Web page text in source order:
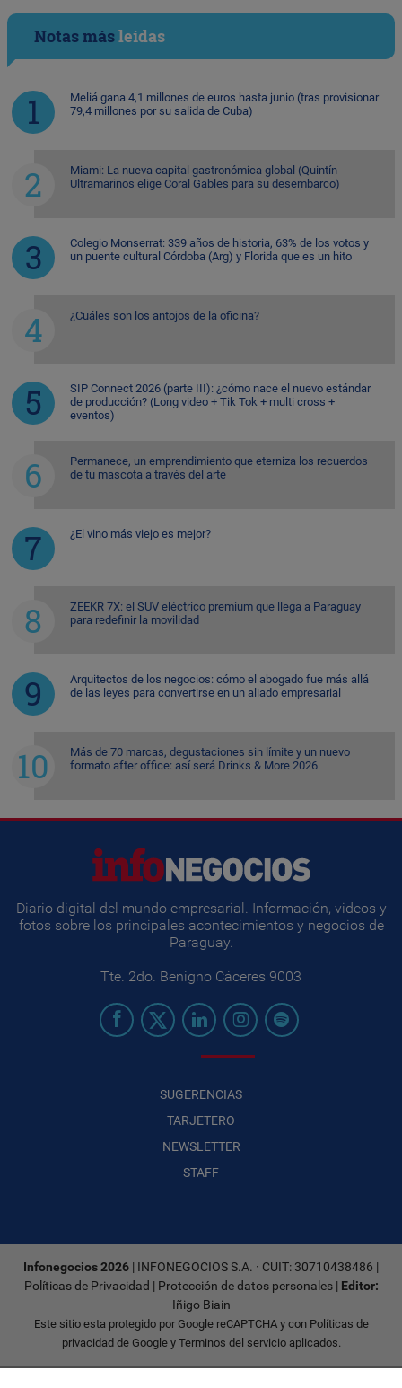
Notas másleídas
Meliá gana 4,1 millones de euros hasta junio (tras provisionar
79,4 millones por su salida de Cuba)
Miami: La nueva capital gastronómica global (Quintín
Ultramarinos elige Coral Gables para su desembarco)
Colegio Monserrat: 339 años de historia, 63% de los votos y
un puente cultural Córdoba (Arg) y Florida que es un hito
¿Cuáles son los antojos de la oficina?
SIP Connect 2026 (parte III): ¿cómo nace el nuevo estándar
de producción? (Long video + Tik Tok + multi cross +
eventos)
Permanece, un emprendimiento que eterniza los recuerdos
de tu mascota a través del arte
¿El vino más viejo es mejor?
ZEEKR 7X: el SUV eléctrico premium que llega a Paraguay
para redefinir la movilidad
Arquitectos de los negocios: cómo el abogado fue más allá
de las leyes para convertirse en un aliado empresarial
Más de 70 marcas, degustaciones sin límite y un nuevo
formato after office: así será Drinks & More 2026
Diario digital del mundo empresarial. Información, videos y
fotos sobre los principales acontecimientos y negocios de
Paraguay.
Tte. 2do. Benigno Cáceres 9003
SUGERENCIAS
TARJETERO
NEWSLETTER
STAFF
Infonegocios 2026 | INFONEGOCIOS S.A. · CUIT: 30710438486 |
Políticas de Privacidad | Protección de datos personales| Editor:
Iñigo Biain
Este sitio esta protegido por Google reCAPTCHA y con Políticas de
privacidad de Googley Terminos del servicioaplicados.